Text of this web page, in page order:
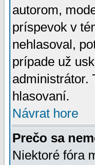
autorom,
príspevok v
nehlasoval,
prípade už
administrátor.
hlasovaní.
Návrat hore
Prečo sa
Niektoré fóra